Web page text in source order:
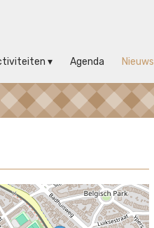
Agenda Nieuws